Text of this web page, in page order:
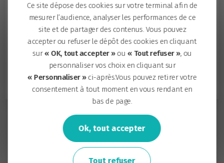
Publié le 10 juillet 2017 à 11h52
Le prototype de logement temporaire « Wood
Stock », occupé et expérimenté pour la première
fois à Nantes par une famille, sur l’Île de Nantes,
Quai Wilson.
Île de Nantes Expérimentations - Faites le quartier !
Mediacampus, un lieu unique pour l'émergence d'un
nouvel écosystème communication et médias
Ce site dépose des cookies sur votre terminal afin de
mesurer l’audience, analyser les performances de ce
site et de partager des contenus. Vous pouvez
accepter ou refuser le dépôt des cookies en cliquant
sur« OK, tout accepter »ou « Tout refuser », ou
personnaliser vos choix en cliquant sur
« Personnaliser »ci-après.Vous pouvez retirer votre
consentement à tout moment en vous rendant en
bas de page.
Ok, tout accepter
Tout refuser